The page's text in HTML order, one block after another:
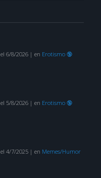
6/8/2026| en Erotismo 🔞
5/8/2026| en Erotismo 🔞
4/7/2025| en Memes/Humor